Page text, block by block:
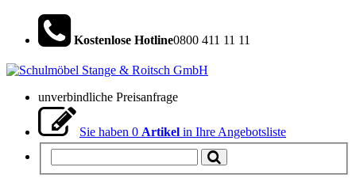
Kostenlose Hotline0800 411 11 11
unverbindliche Preisanfrage
Sie haben 0 Artikel in Ihre Angebotsliste